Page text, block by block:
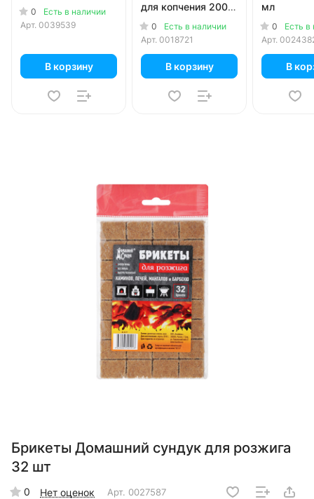
0
Есть в наличии
Арт. 0039539
В корзину
для копчения 200
гр 0
Есть в наличии
Арт. 0018721
В корзину
мл
0
Есть в
Арт.
В
Брикеты Домашний сундук для розжига
32 шт
0 Нет оценок Арт. 0027587